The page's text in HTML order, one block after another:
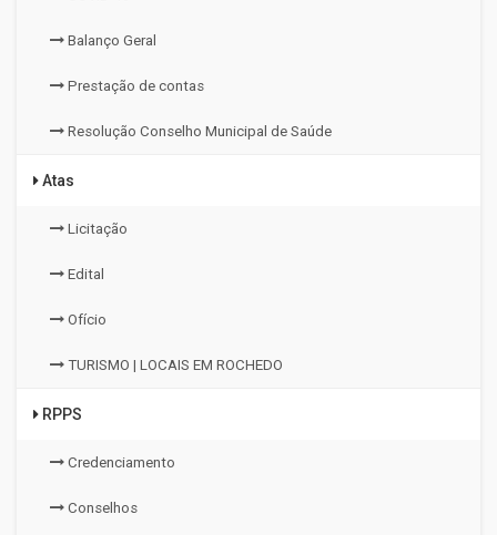
Balanço Geral
Prestação de contas
Resolução Conselho Municipal de Saúde
Atas
Licitação
Edital
Ofício
TURISMO | LOCAIS EM ROCHEDO
RPPS
Credenciamento
Conselhos